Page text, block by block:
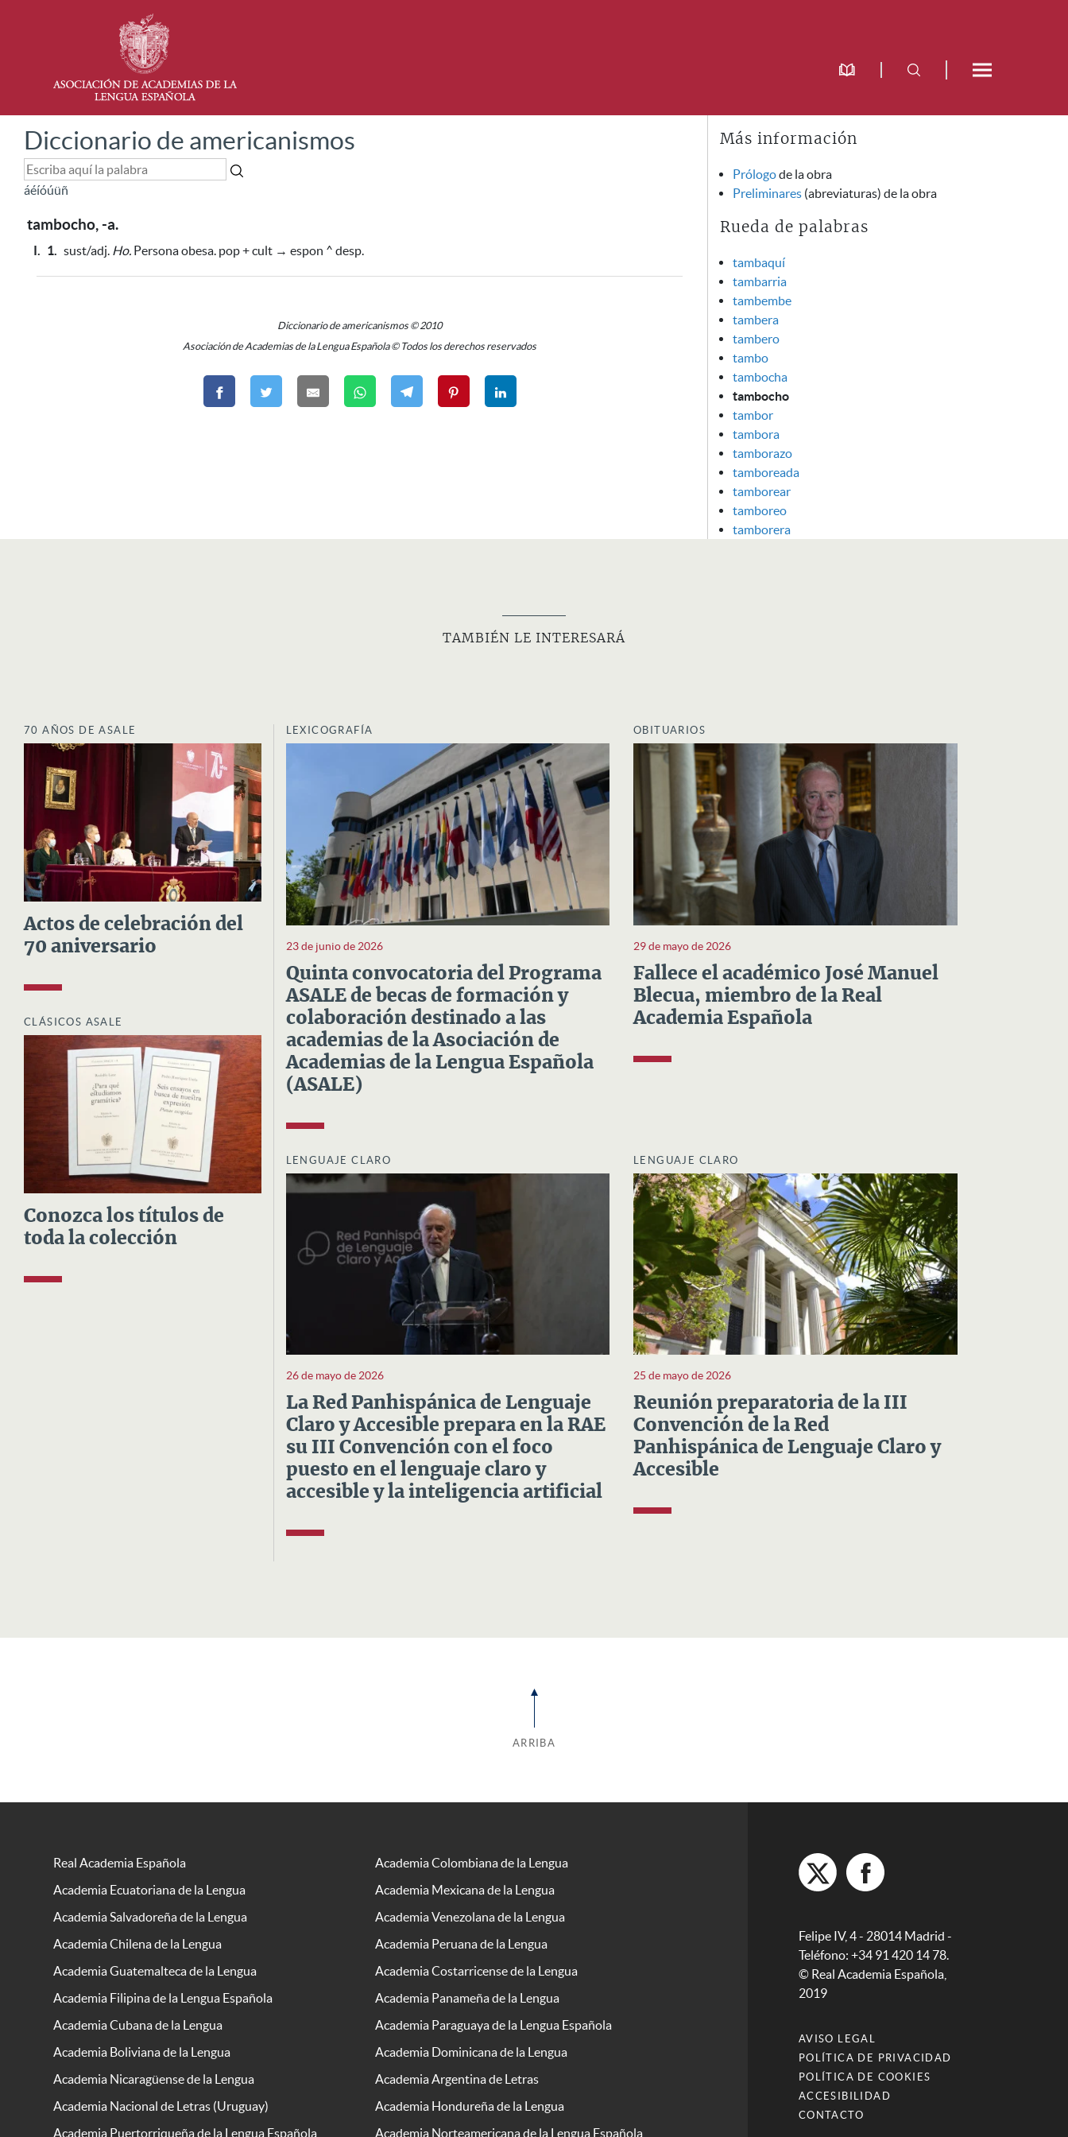
Diccionario de americanismos
áéíóúüñ
tambocho, -a.
I. 1. sust/adj. Ho. Persona obesa. pop + cult → espon ^ desp.
Diccionario de americanismos © 2010
Asociación de Academias de la Lengua Española © Todos los derechos reservados
Más información
Prólogode la obra
Preliminares (abreviaturas) de la obra
Rueda de palabras
tambaquí
tambarria
tambembe
tambera
tambero
tambo
tambocha
tambocho
tambor
tambora
tamborazo
tamboreada
tamborear
tamboreo
tamborera
TAMBIÉN LE INTERESARÁ
70 AÑOS DE ASALE
Actos de celebración del
70 aniversario
CLÁSICOS ASALE
Conozca los títulos de
toda la colección
LEXICOGRAFÍA
23 de junio de 2026
Quinta convocatoria del Programa
ASALE de becas de formación y
colaboración destinado a las
academias de la Asociación de
Academias de la Lengua Española
(ASALE)
OBITUARIOS
29 de mayo de 2026
Fallece el académico José Manuel
Blecua, miembro de la Real
Academia Española
LENGUAJE CLARO
26 de mayo de 2026
La Red Panhispánica de Lenguaje
Claro y Accesible prepara en la RAE
su III Convención con el foco
puesto en el lenguaje claro y
accesible y la inteligencia artificial
LENGUAJE CLARO
25 de mayo de 2026
Reunión preparatoria de la III
Convención de la Red
Panhispánica de Lenguaje Claro y
Accesible
ARRIBA
Real Academia Española
Academia Colombiana de la Lengua
Academia Ecuatoriana de la Lengua
Academia Mexicana de la Lengua
Academia Salvadoreña de la Lengua
Academia Venezolana de la Lengua
Academia Chilena de la Lengua
Academia Peruana de la Lengua
Academia Guatemalteca de la Lengua
Academia Costarricense de la Lengua
Academia Filipina de la Lengua Española
Academia Panameña de la Lengua
Academia Cubana de la Lengua
Academia Paraguaya de la Lengua Española
Academia Boliviana de la Lengua
Academia Dominicana de la Lengua
Academia Nicaragüense de la Lengua
Academia Argentina de Letras
Academia Nacional de Letras (Uruguay)
Academia Hondureña de la Lengua
Academia Puertorriqueña de la Lengua Española
Academia Norteamericana de la Lengua Española
Felipe IV, 4 - 28014 Madrid -
Teléfono: +34 91 420 14 78.
© Real Academia Española,
2019
AVISO LEGAL
POLÍTICA DE PRIVACIDAD
POLÍTICA DE COOKIES
ACCESIBILIDAD
CONTACTO